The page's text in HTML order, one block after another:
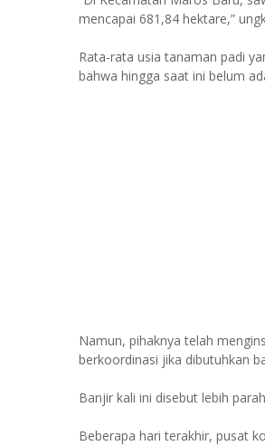
mencapai 681,84 hektare,”
Rata-rata usia tanaman padi
bahwa hingga saat ini belum
Namun, pihaknya telah
berkoordinasi jika dibutuhkan
Banjir kali ini disebut lebih
Beberapa hari terakhir, pusat